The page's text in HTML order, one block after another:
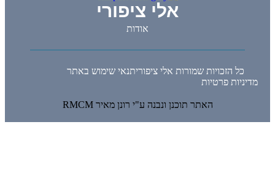
אלי ציפורי
אודות
כל הזכויות שמורות אלי ציפוריתנאי שימוש באתר
מדיניות פרטיות
האתר תוכנן ונבנה ע"י רונן מאיר RMCM